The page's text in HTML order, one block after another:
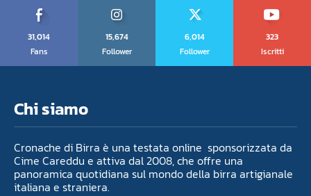
31,014
Fans
15,674
Follower
6,014
Follower
323
Iscritti
Chi siamo
Cronache di Birra è una testata online sponsorizzata da
Cime Careddu e attiva dal 2008, che offre una
panoramica quotidiana sul mondo della birra artigianale
italiana e straniera.